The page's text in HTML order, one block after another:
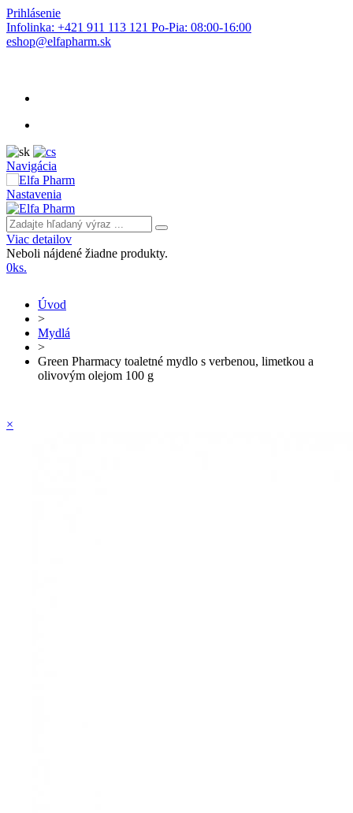
Prihlásenie
Infolinka: +421 911 113 121 Po-Pia: 08:00-16:00
eshop@elfapharm.sk
Navigácia
Nastavenia
Viac detailov
Neboli nájdené žiadne produkty.
0ks.
Úvod
>
Mydlá
>
Green Pharmacy toaletné mydlo s verbenou, limetkou a
olivovým olejom 100 g
×